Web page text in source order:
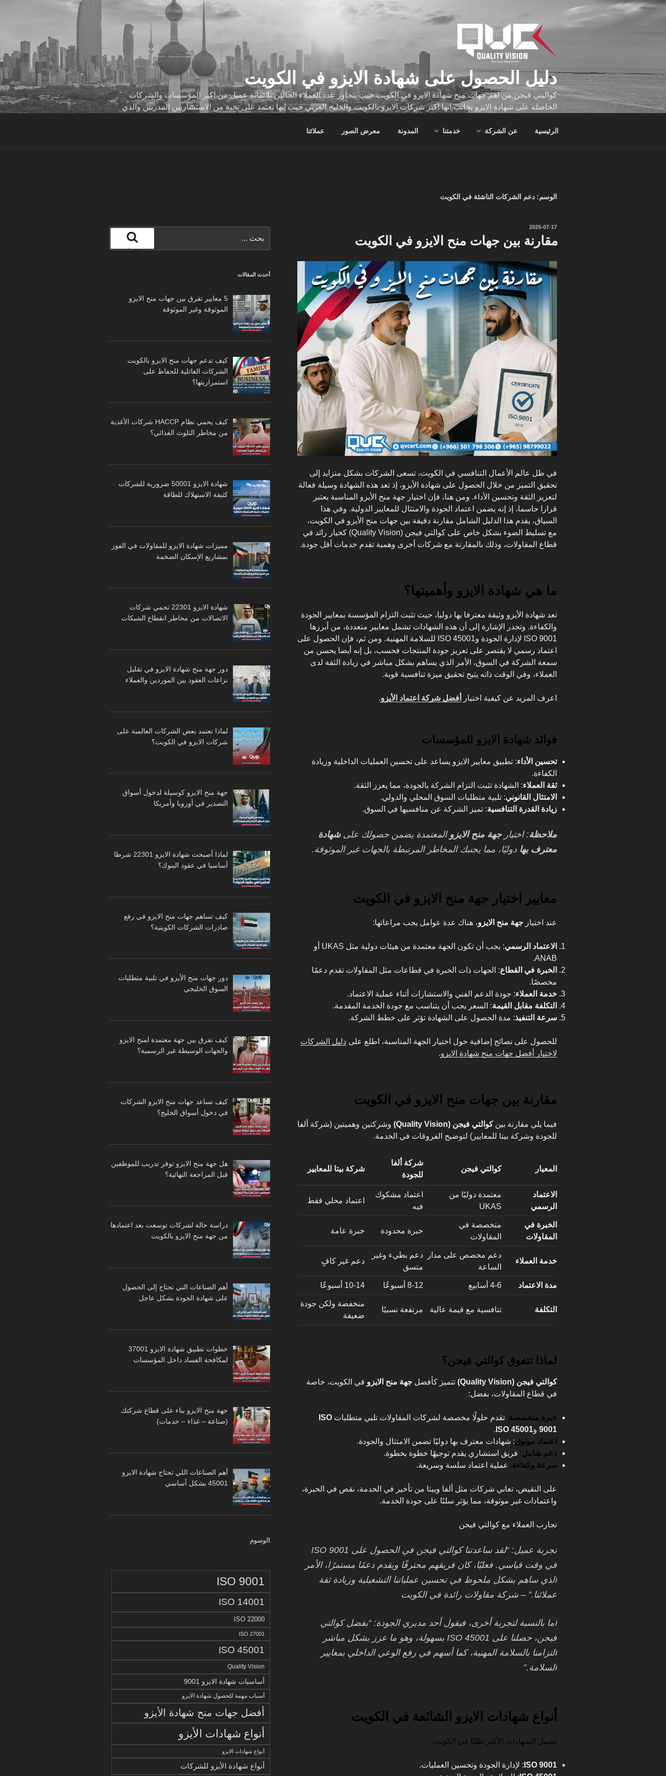
التجاوز
دليل الحصول على شهادة الايزو في الكويت
كواليتي فيجن من اهم جهات منح شهادة الايزو في الكويت حيث يتجاوز عدد العملاء الحالين ثلاثمائة عميل من اكبر المؤسسات والشركات
الحاصله على شهادة الايزو بجانب انها اكبر شركات الايزو بالكويت والخليج العربي حيث انها تعتمد على نخبة من الاستشاريين المدربين والذي
الرئيسية عن الشركة خدمتنا المدونة معرض الصور عملائنا
الوسم: دعم الشركات الناشئة في الكويت
نُشر
2025-07-17
مقارنة بين جهات منح الايزو في الكويت
في ظل عالم الأعمال التنافسي في الكويت، تسعى الشركات بشكل متزايد إلى
تحقيق التميز من خلال الحصول على شهادة الأيزو، إذ تعد هذه الشهادة وسيلة فعالة
لتعزيز الثقة وتحسين الأداء. ومن هنا، فإن اختيار جهة منح الأيزو المناسبة يعتبر
قرارا حاسما، إذ إنه يضمن اعتماد الجودة والامتثال للمعايير الدولية. وفي هذا
السياق، يقدم هذا الدليل الشامل مقارنة دقيقة بين جهات منح الأيزو في الكويت،
مع تسليط الضوء بشكل خاص على كوالتي فيجن (Quality Vision) كخيار رائد في
قطاع المقاولات، وذلك بالمقارنة مع شركات أخرى وهمية تقدم خدمات أقل جودة.
ما هي شهادة الايزو وأهميتها؟
تعد شهادة الأيزو وثيقة معترفا بها دوليا، حيث تثبت التزام المؤسسة بمعايير الجودة
والكفاءة. وتجدر الإشارة إلى أن هذه الشهادات تشمل معايير متعددة، من أبرزها
ISO 9001 لإدارة الجودة وISO 45001 للسلامة المهنية. ومن ثم، فإن الحصول على
اعتماد رسمي لا يقتصر على تعزيز جودة المنتجات فحسب، بل إنه أيضا يحسن من
سمعة الشركة في السوق، الأمر الذي يساهم بشكل مباشر في زيادة الثقة لدى
العملاء، وفي الوقت ذاته يتيح تحقيق ميزة تنافسية قوية.
اعرف المزيد عن كيفية اختيار أفضل شركة اعتماد الأيزو.
فوائد شهادة الايزو للمؤسسات
تحسين الأداء: تطبيق معايير الايزو يساعد على تحسين العمليات الداخلية وزيادة
الكفاءة.
ثقة العملاء: الشهادة تثبت التزام الشركة بالجودة، مما يعزز الثقة.
الامتثال القانوني: تلبية متطلبات السوق المحلي والدولي.
زيادة القدرة التنافسية: تميز الشركة عن منافسيها في السوق.
ملاحظة: اختيارجهة منح الايزو المعتمدة يضمن حصولك علىشهادة
معترف بها دوليًا، مما يجنبك المخاطر المرتبطة بالجهات غير الموثوقة.
معايير اختيار جهة منح الايزو في الكويت
عند اختيار جهة منح الايزو، هناك عدة عوامل يجب مراعاتها:
الاعتماد الرسمي
: يجب أن تكون الجهة معتمدة من هيئات دولية مثل UKAS أو
ANAB.
الخبرة في القطاع: الجهات ذات الخبرة في قطاعات مثل المقاولات تقدم دعمًا
مخصصًا.
خدمة العملاء: جودة الدعم الفني والاستشارات أثناء عملية الاعتماد.
التكلفة مقابل القيمة: السعر يجب أن يتناسب مع جودة الخدمة المقدمة.
سرعة التنفيذ: مدة الحصول على الشهادة تؤثر على خطط الشركة.
للحصول على نصائح إضافية حول اختيار الجهة المناسبة، اطلع على دليل الشركات
لاختيار أفضل جهات منح شهادة الايزو.
مقارنة بين جهات منح الايزو في الكويت
فيما يلي مقارنة بينكوالتي فيجن (Quality Vision)
وشركتين وهميتين (شركة ألفا
للجودة وشركة بيتا للمعايير) لتوضيح الفروقات في الخدمة.
المعيار كوالتي فيجن
شركة ألفا
للجودة
شركة بيتا للمعايير
الاعتماد
الرسمي
معتمدة دوليًا من
UKAS
اعتماد مشكوك
فيه
اعتماد محلي فقط
الخبرة في
المقاولات
متخصصة في
المقاولات
خبرة محدودة خبرة عامة
خدمة العملاء
دعم مخصص على مدار
الساعة
دعم بطيء وغير
متسق
دعم غير كافٍ
مدة الاعتماد 4-6 أسابيع 8-12 أسبوعًا 10-14 أسبوعًا
التكلفة تنافسية مع قيمة عالية مرتفعة نسبيًا
منخفضة ولكن جودة
ضعيفة
لماذا تتفوق كوالتي فيجن؟
كوالتي فيجن (Quality Vision) تتميز كأفضل جهة منح الايزو في الكويت، خاصة
في قطاع المقاولات، بفضل:
خبرة متخصصة: تقدم حلولًا مخصصة لشركات المقاولات تلبي متطلبات ISO
9001 وISO 45001
.
اعتماد موثوق: شهادات معترف بها دوليًا تضمن الامتثال والجودة.
دعم شامل: فريق استشاري يقدم توجيهًا خطوة بخطوة.
سرعة وكفاءة: عملية اعتماد سلسة وسريعة.
على النقيض، تعاني شركات مثل ألفا وبيتا من تأخير في الخدمة، نقص في الخبرة،
واعتمادات غير موثوقة، مما يؤثر سلبًا على جودة الخدمة.
تجارب العملاء مع كوالتي فيجن
تجربة عميل: “لقد ساعدتنا كوالتي فيجن في الحصول على ISO 9001
في وقت قياسي. فعليًا، كان فريقهم محترفًا ويقدم دعمًا مستمرًا، الأمر
الذي ساهم بشكل ملحوظ في تحسين عملياتنا التشغيلية وزيادة ثقة
عملائنا.” – شركة مقاولات رائدة في الكويت
أما بالنسبة لتجربة أخرى، فيقول أحد مديري الجودة: “بفضل كوالتي
فيجن، حصلنا على ISO 45001 بسهولة، وهو ما عزز بشكل مباشر
التزامنا بالسلامة المهنية، كما أسهم في رفع الوعي الداخلي بمعايير
السلامة.”
أنواع شهادات الايزو الشائعة في الكويت
تشمل الشهادات الأكثر طلبًا في الكويت:
ISO 9001 : لإدارة الجودة وتحسين العمليات.
عن:
بحث
أحدث المقالات
5 معايير تفرق بين جهات منح الايزو
الموثوقة وغير الموثوقة
كيف تدعم جهات منح الايزو بالكويت
الشركات العائلية للحفاظ على
استمراريتها؟
كيف يحمي نظام HACCP شركات الأغذية
من مخاطر التلوث الغذائي؟
شهادة الايزو 50001 ضرورية للشركات
كثيفة الاستهلاك للطاقة
مميزات شهادة الايزو للمقاولات في الفوز
بمشاريع الإسكان الضخمة
شهادة الايزو 22301 تحمي شركات
الاتصالات من مخاطر انقطاع الشبكات
دور جهة منح شهادة الايزو في تقليل
نزاعات العقود بين الموردين والعملاء
لماذا تعتمد بعض الشركات العالمية على
شركات الايزو في الكويت؟
جهة منح الايزو كوسيلة لدخول أسواق
التصدير في أوروبا وأمريكا
لماذا أصبحت شهادة الايزو 22301 شرطا
أساسيا في عقود البنوك؟
كيف تساهم جهات منح الايزو في رفع
صادرات الشركات الكويتية؟
دور جهات منح الأيزو في تلبية متطلبات
السوق الخليجي
كيف تفرق بين جهة معتمدة لمنح الايزو
والجهات الوسيطة غير الرسمية؟
كيف تساعد جهات منح الايزو الشركات
في دخول أسواق الخليج؟
هل جهة منح الايزو توفر تدريب للموظفين
قبل المراجعة النهائية؟
دراسة حالة لشركات توسعت بعد اعتمادها
من جهة منح الايزو بالكويت
أهم الصناعات التي تحتاج إلى الحصول
على شهادة الجودة بشكل عاجل
خطوات تطبيق شهادة الايزو 37001
لمكافحة الفساد داخل المؤسسات
جهة منح الايزو بناء على قطاع شركتك
(صناعة – غذاء – خدمات)
أهم الصناعات اللي تحتاج شهادة الايزو
45001 بشكل أساسي
الوسوم
ISO 9001
ISO 14001
ISO 22000
ISO 27001
ISO 45001
Quality Vision
أساسيات شهادة الايزو 9001
أسباب مهمة للحصول شهادة الايزو
أفضل جهات منح شهادة الأيزو
أنواع شهادات الأيزو
أنواع شهادات الايزو
أنواع شهادة الأيزو للشركات